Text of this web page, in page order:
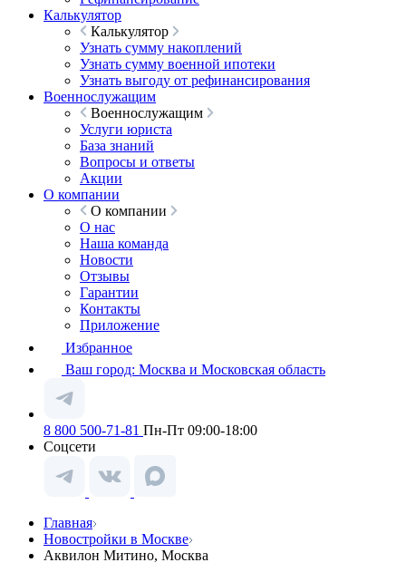
Калькулятор
Калькулятор
Узнать сумму накоплений
Узнать сумму военной ипотеки
Узнать выгоду от рефинансирования
Военнослужащим
Военнослужащим
Услуги юриста
База знаний
Вопросы и ответы
Акции
О компании
О компании
О нас
Наша команда
Новости
Отзывы
Гарантии
Контакты
Приложение
Избранное
Ваш город: Москва и Московская область
8 800 500-71-81 Пн-Пт 09:00-18:00
Соцсети
Главная
Новостройки в Москве
Аквилон Митино, Москва